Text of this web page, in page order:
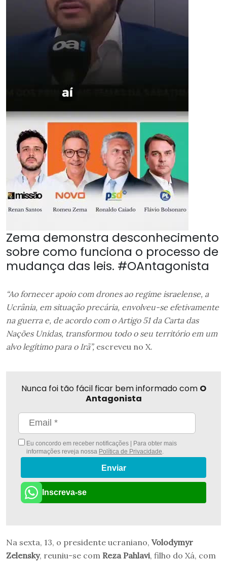
Zema demonstra desconhecimento
sobre como funciona o processo de
mudança das leis. #OAntagonista
“Ao fornecer apoio com drones ao regime israelense, a
Ucrânia, em situação precária, envolveu-se efetivamente
na guerra e, de acordo com o Artigo 51 da Carta das
Nações Unidas, transformou todo o seu território em um
alvo legítimo para o Irã”, escreveu no X.
Nunca foi tão fácil ficar bem informado com O
Antagonista
Eu concordo em receber notificações | Para obter mais
informações reveja nossa Política de Privacidade
Enviar
Inscreva-se
Na sexta, 13, o presidente ucraniano, Volodymyr
Zelensky, reuniu-se com Reza Pahlavi, filho do Xá, com